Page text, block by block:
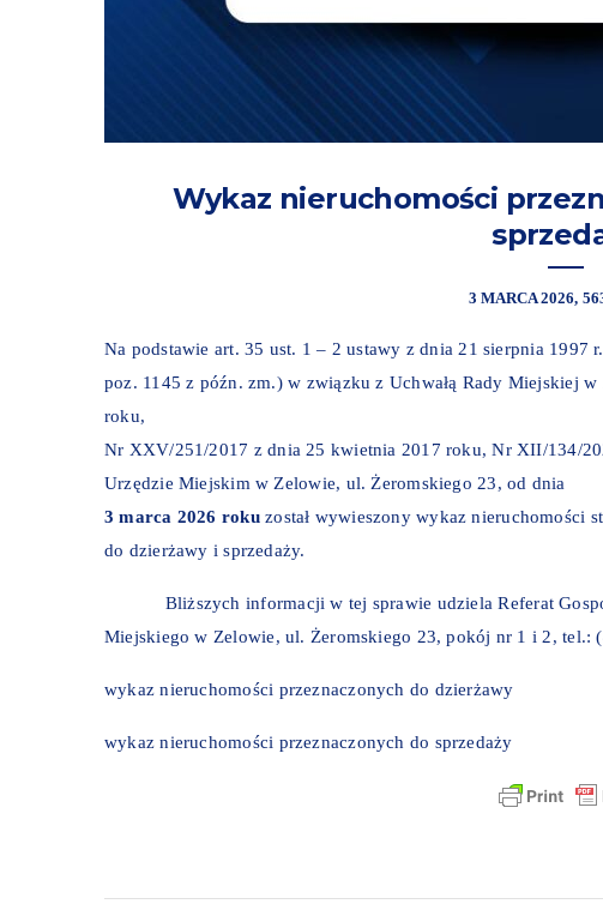
Wykaz nieruchomości
3 MARCA 2026
Na podstawie art. 35 ust. 1 – 2 ustawy z dnia 21 sierpnia 1997
poz. 1145 z późn. zm.) w związku z Uchwałą Rady Miejskiej
roku,
Nr XXV/251/2017 z dnia 25 kwietnia 2017 roku, Nr XII/134/
Urzędzie Miejskim w Zelowie, ul. Żeromskiego 23, od dnia
3 marca 2026 rokuzostał wywieszony wykaz nieruchomości
do dzierżawy i sprzedaży.
Bliższych informacji w tej sprawie udziela Referat
Miejskiego w Zelowie, ul. Żeromskiego 23, pokój nr 1 i 2, tel.:
wykaz nieruchomości przeznaczonych do dzierżawy
wykaz nieruchomości przeznaczonych do sprzedaży